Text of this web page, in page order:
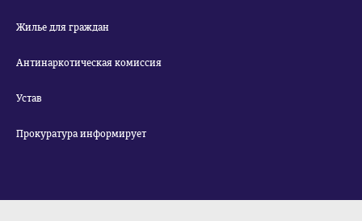
Жилье для граждан
Антинаркотическая комиссия
Устав
Прокуратура информирует